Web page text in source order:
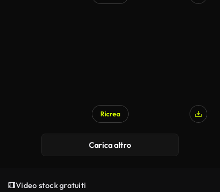
Ricrea
Carica altro
Video stock gratuiti